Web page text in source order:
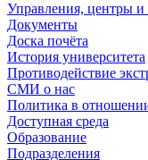
Управления, центры и
Документы
Доска почёта
История университета
Противодействие
СМИ о нас
Политика в
Доступная среда
Образование
Подразделения